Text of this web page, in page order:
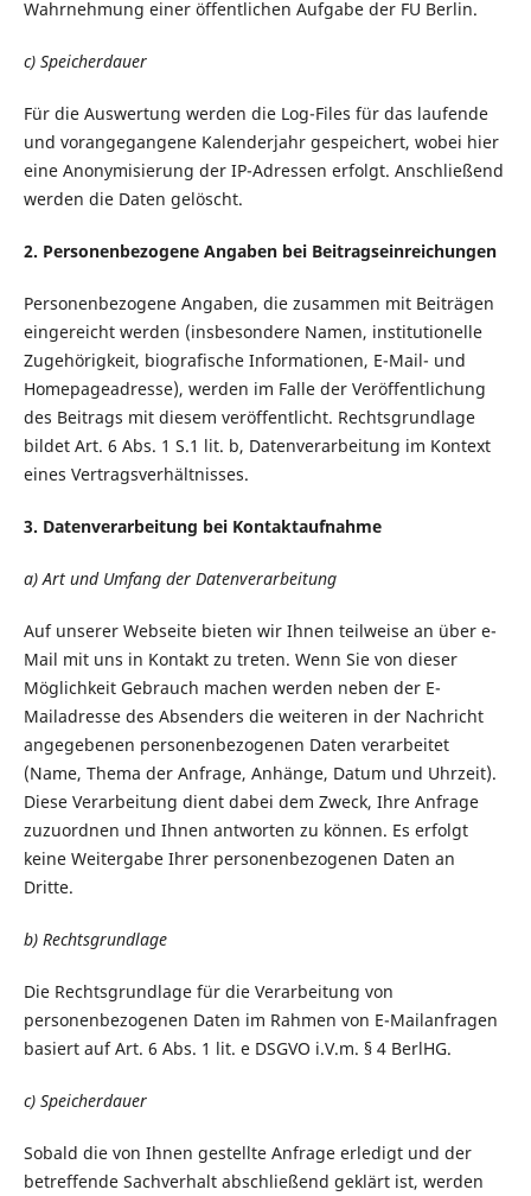
Wahrnehmung einer öffentlichen Aufgabe der FU Berlin.
c) Speicherdauer
Für die Auswertung werden die Log-Files für das laufende
und vorangegangene Kalenderjahr gespeichert, wobei hier
eine Anonymisierung der IP-Adressen erfolgt. Anschließend
werden die Daten gelöscht.
2. Personenbezogene Angaben bei Beitragseinreichungen
Personenbezogene Angaben, die zusammen mit Beiträgen
eingereicht werden (insbesondere Namen, institutionelle
Zugehörigkeit, biografische Informationen, E-Mail- und
Homepageadresse), werden im Falle der Veröffentlichung
des Beitrags mit diesem veröffentlicht. Rechtsgrundlage
bildet Art. 6 Abs. 1 S.1 lit. b, Datenverarbeitung im Kontext
eines Vertragsverhältnisses.
3. Datenverarbeitung bei Kontaktaufnahme
a) Art und Umfang der Datenverarbeitung
Auf unserer Webseite bieten wir Ihnen teilweise an über e-
Mail mit uns in Kontakt zu treten. Wenn Sie von dieser
Möglichkeit Gebrauch machen werden neben der E-
Mailadresse des Absenders die weiteren in der Nachricht
angegebenen personenbezogenen Daten verarbeitet
(Name, Thema der Anfrage, Anhänge, Datum und Uhrzeit).
Diese Verarbeitung dient dabei dem Zweck, Ihre Anfrage
zuzuordnen und Ihnen antworten zu können. Es erfolgt
keine Weitergabe Ihrer personenbezogenen Daten an
Dritte.
b) Rechtsgrundlage
Die Rechtsgrundlage für die Verarbeitung von
personenbezogenen Daten im Rahmen von E-Mailanfragen
basiert auf Art. 6 Abs. 1 lit. e DSGVO i.V.m. § 4 BerlHG.
c) Speicherdauer
Sobald die von Ihnen gestellte Anfrage erledigt und der
betreffende Sachverhalt abschließend geklärt ist, werden